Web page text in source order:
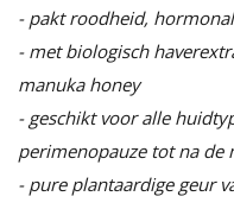
- pakt roodheid,
- met biologisch
manuka honey
- geschikt voor alle
perimenopauze tot na de
- pure plantaardige geur